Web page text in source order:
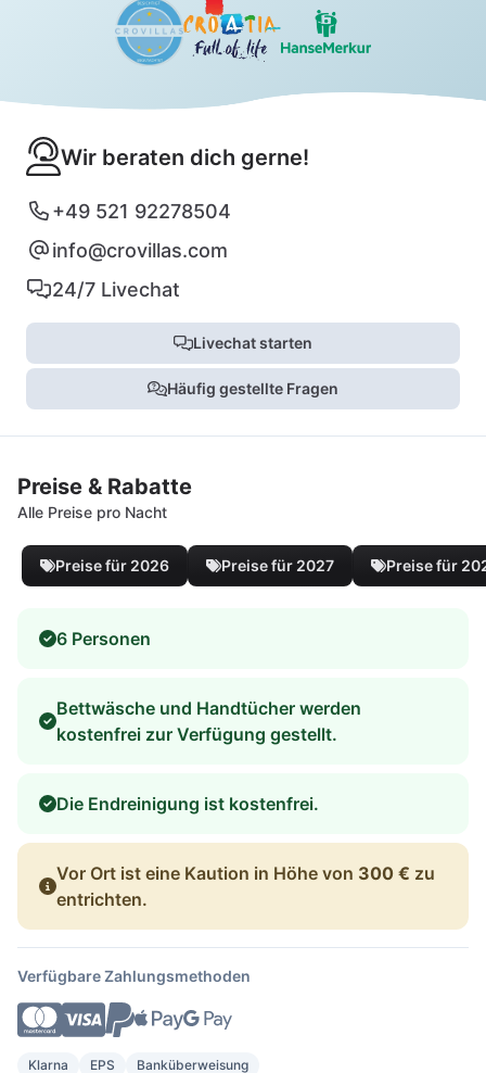
Wir beraten dich gerne!
+49 521 92278504
info@crovillas.com
24/7 Livechat
Livechat starten
Häufig gestellte Fragen
Preise & Rabatte
Alle Preise pro Nacht
Preise für 2026 Preise für 2027 Preise für
6 Personen
Bettwäsche und Handtücher werden
kostenfrei zur Verfügung gestellt.
Die Endreinigung ist kostenfrei.
Vor Ort ist eine Kaution in Höhe von 300 € zu
entrichten.
Verfügbare Zahlungsmethoden
Klarna EPS Banküberweisung